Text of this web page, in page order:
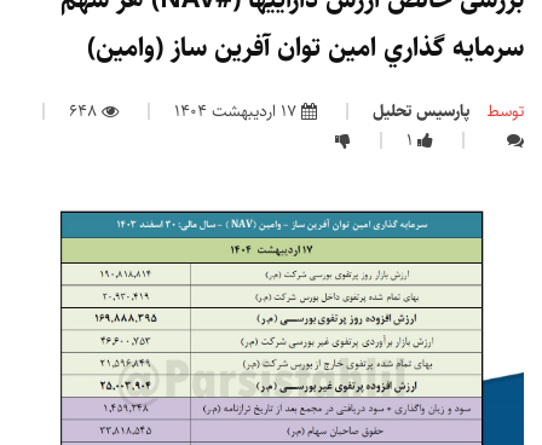
سرمايه گذاري امين توان آفرين ساز (وامین)
توسط پارسیس تحلیل